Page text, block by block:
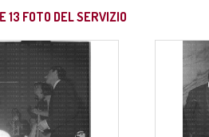
13 FOTO DEL SERVIZIO